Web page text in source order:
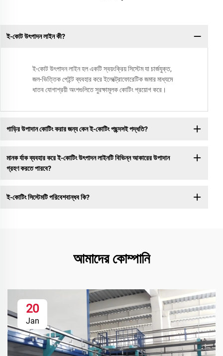
ই-কোট উৎপাদন লাইন কী?
ই-কোট উৎপাদন লাইন হল একটি স্বয়ংক্রিয় সিস্টেম যা চার্জযুক্ত,
জল-ভিত্তিক পেইন্ট ব্যবহার করে ইলেক্ট্রোফোরেটিক জমার মাধ্যমে
ধাতব যোগাশ্রয়ী অংশগুলিতে সুরক্ষামূলক কোটিং প্রয়োগ করে।
গাড়ির উপাদান কোটিং করার জন্য কেন ই-কোটিং পছন্দসই পদ্ধতি?
মানক র্যাক ব্যবহার করে ই-কোটিং উৎপাদন লাইনটি বিভিন্ন আকারের উপাদান
গ্রহণ করতে পারবে?
ই-কোটিং সিস্টেমটি পরিবেশবান্ধব কি?
আমাদের কোম্পানি
20
Jan